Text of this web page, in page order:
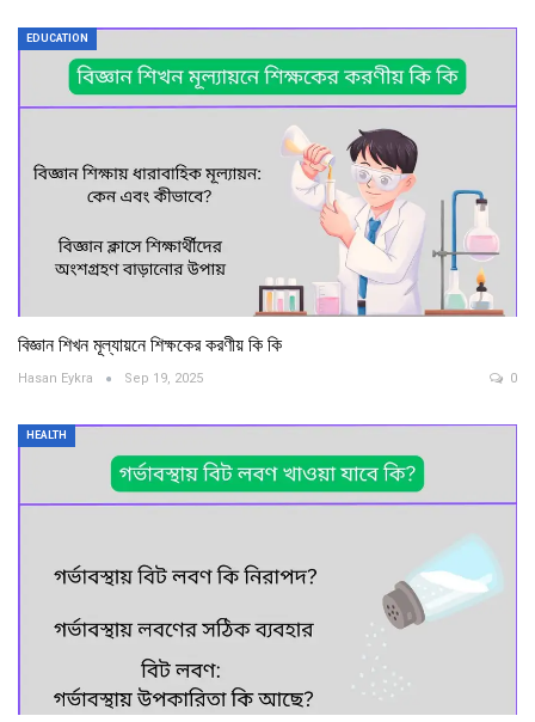
EDUCATION
বিজ্ঞান শিখন মূল্যায়নে শিক্ষকের করণীয় কি কি
Hasan Eykra Sep 19, 2025 0
HEALTH